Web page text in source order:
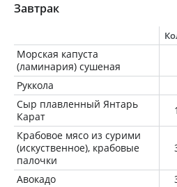
Завтрак
Морская капуста
(ламинария) сушеная
Руккола
Сыр плавленный Янтарь
Карат
Крабовое мясо из сурими
(искуственное), крабовые
палочки
Авокадо